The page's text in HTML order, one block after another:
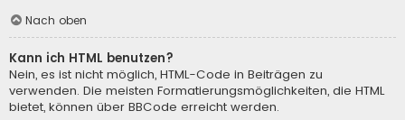
Nach oben
Kann ich HTML benutzen?
Nein, es ist nicht möglich, HTML-Code in Beiträgen zu
verwenden. Die meisten Formatierungsmöglichkeiten, die HTML
bietet, können über BBCode erreicht werden.